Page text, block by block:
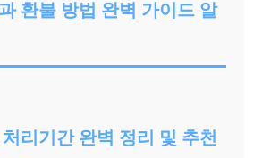
환불 방법 완벽 가이드 알
리기간 완벽 정리 및 추천